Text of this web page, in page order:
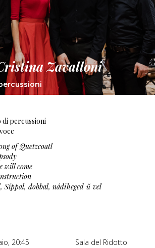
Zavalloni
percussioni
voce
of Quetzcoatl
will come
Síppal, dobbal, nádiheged ű vel
20:45 Sala del Ridotto